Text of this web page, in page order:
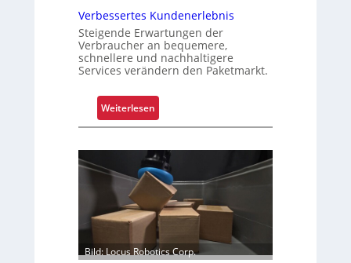
f
f
e
n
r
P
a
l
e
e
w
e
c
s
e
l
Verbessertes Kundenerlebnis
Steigende Erwartungen der
Verbraucher an bequemere,
schnellere und nachhaltigere
Services verändern den Paketmarkt.
Weiterlesen:
V
r
b
s
s
e
r
Bild: Locus Robotics Corp.